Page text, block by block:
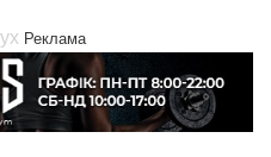
Реклама